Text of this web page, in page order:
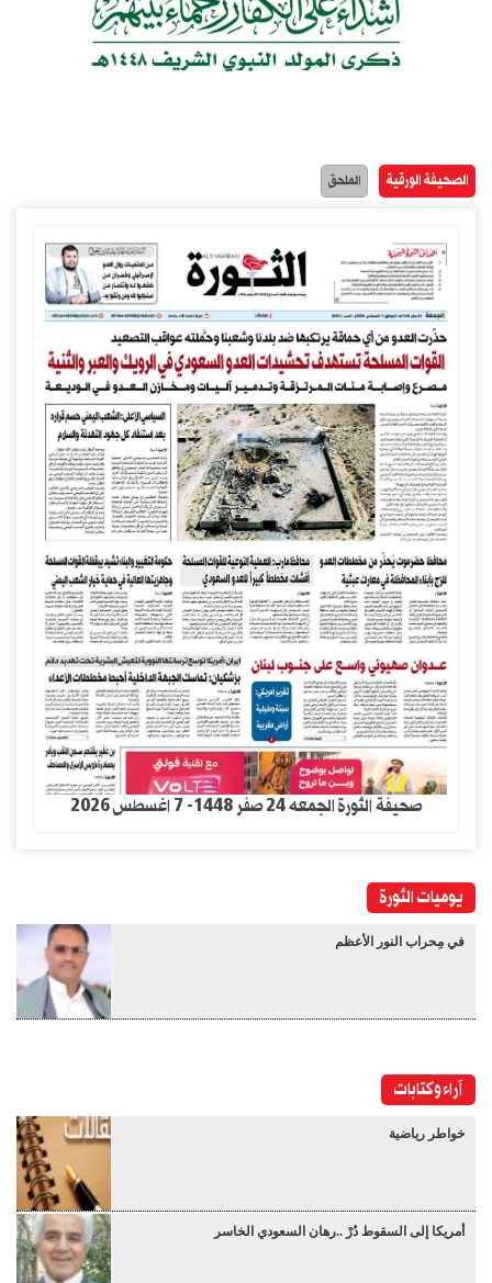
الصحيفة الورقية الملحق
صحيفة الثورة الجمعه 24 صفر 1448- 7 اغسطس 2026
يوميات الثورة
في مِحراب النور الأعظم
آراء وكتابات
خواطر رياضية
أمريكا إلى السقوط دُرْ ..رهان السعودي الخاسر